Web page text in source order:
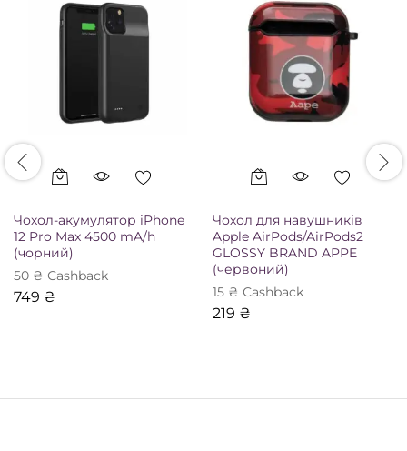
Чохол-акумулятор iPhone
12 Pro Max 4500 mA/h
(чорний)
50 ₴ Сashback
749 ₴
Чохол для навушників
Apple AirPods/AirPods2
GLOSSY BRAND APPE
(червоний)
15 ₴ Сashback
219 ₴